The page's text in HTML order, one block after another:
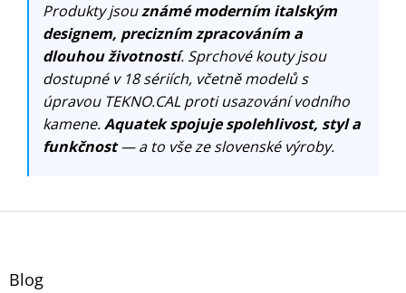
Produkty jsouznámé moderním italským
designem, precizním zpracováním a
dlouhou životností. Sprchové kouty jsou
dostupné v 18 sériích, včetně modelů s
úpravou TEKNO.CAL proti usazování vodního
kamene.Aquatek spojuje spolehlivost, styl a
funkčnost— a to vše ze slovenské výroby.
Z
Blog